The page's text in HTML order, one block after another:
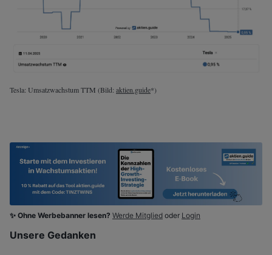
Tesla: Umsatzwachstum TTM (Bild: aktien.guide*)
✨ Ohne Werbebanner lesen? Werde Mitglied oder Login
Unsere Gedanken